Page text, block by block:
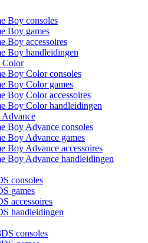
Boy consoles
Boy games
Boy accessoires
Boy handleidingen
Color
Boy Color consoles
Boy Color games
Boy Color accessoires
Boy Color handleidingen
Boy Advance consoles
Boy Advance games
Boy Advance accessoires
Boy Advance handleidingen
consoles
games
accessoires
handleidingen
consoles